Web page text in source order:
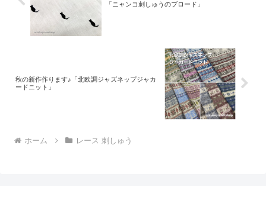
「ニャンコ刺しゅうのブロード」
秋の新作作ります♪「北欧調ジャズネップジャカ
ードニット」
ホーム レース 刺しゅう